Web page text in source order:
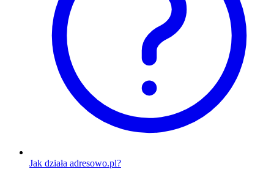
Jak działa adresowo.pl?